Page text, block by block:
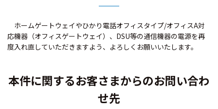
ホームゲートウェイやひかり電話オフィスタイプ/オフィスA対
応機器（オフィスゲートウェイ）、DSU等の通信機器の電源を再
度入れ直していただきますよう、よろしくお願いいたします。
本件に関するお客さまからのお問い合わ
せ先